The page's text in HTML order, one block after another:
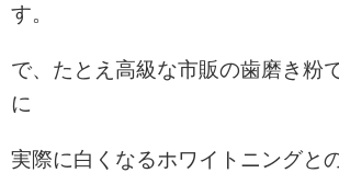
す。
で、たとえ高級な市販の歯磨き粉
に
実際に白くなるホワイトニングと